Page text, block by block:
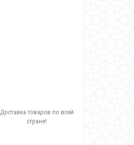
Доставка товаров по всей
стране!